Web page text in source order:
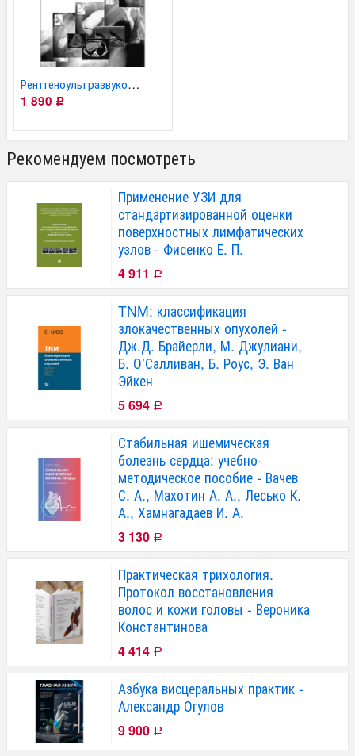
Рентгеноультразвуковая...
1 890 Р
Рекомендуем посмотреть
Применение УЗИ для
стандартизированной оценки
поверхностных лимфатических
узлов - Фисенко Е. П.
4 911 Р
TNM: классификация
злокачественных опухолей -
Дж.Д. Брайерли, М. Джулиани,
Б. О’Салливан, Б. Роус, Э. Ван
Эйкен
5 694 Р
Стабильная ишемическая
болезнь сердца: учебно-
методическое пособие - Вачев
С. А., Махотин А. А., Лесько К.
А., Хамнагадаев И. А.
3 130 Р
Практическая трихология.
Протокол восстановления
волос и кожи головы - Вероника
Константинова
4 414 Р
Азбука висцеральных практик -
Александр Огулов
9 900 Р